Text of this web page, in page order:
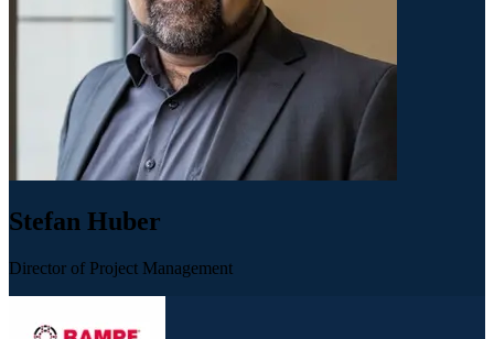
Stefan Huber
Director of Project Management